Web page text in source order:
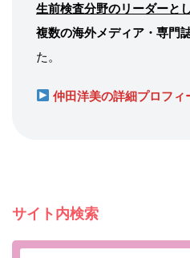
生前検査分野のリーダーと
複数の海外メディア・専門
た。
仲田洋美の詳細プロフィ
サイト内検索